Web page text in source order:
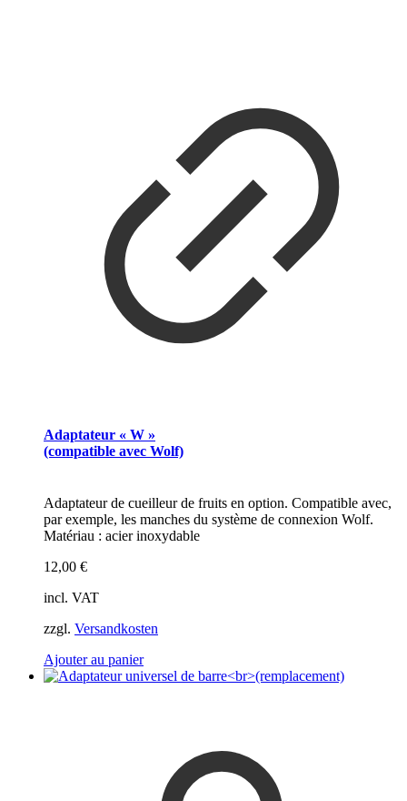
Adaptateur « W »
(compatible avec Wolf)
Adaptateur de cueilleur de fruits en option. Compatible avec,
par exemple, les manches du système de connexion Wolf.
Matériau : acier inoxydable
12,00 €
incl. VAT
zzgl. Versandkosten
Ajouter au panier